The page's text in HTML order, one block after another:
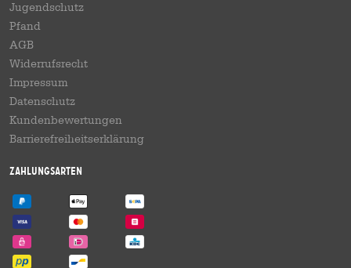
Jugendschutz
Pfand
AGB
Widerrufsrecht
Impressum
Datenschutz
Kundenbewertungen
Barrierefreiheitserklärung
Zahlungsarten